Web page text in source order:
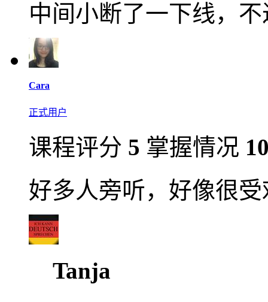
中间小断了一下线，
Cara
正式用户
课程评分 5 掌握情况
好多人旁听，好像很受
Tanja